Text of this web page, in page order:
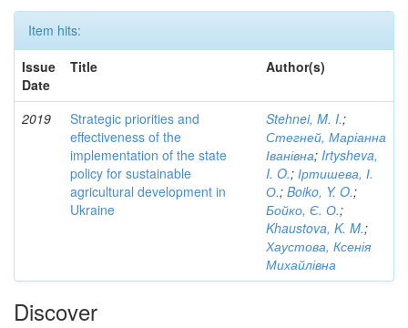
Item hits:
Issue
Date
Title Author(s)
2019
Strategic priorities and
effectiveness of the
implementation of the state
policy for sustainable
agricultural development in
Ukraine
Stehnei, M. I.;
Стегней, Маріанна
Іванівна; Irtysheva,
I. O.; Іртишева, І.
О.; Boiko, Y. O.;
Бойко, Є. О.;
Khaustova, K. M.;
Хаустова, Ксенія
Михайлівна
Discover